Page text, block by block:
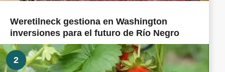
Weretilneck gestiona en Washington
inversiones para el futuro de Río Negro
2